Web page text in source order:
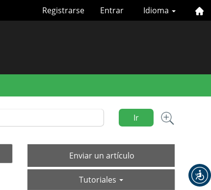
Idioma
Registrarse Entrar
Ir
Enviar
un
Enviar un artículo
Tutoriales